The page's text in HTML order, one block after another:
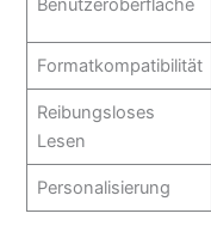
Benutzeroberfläche
Formatkompatibilität
Reibungsloses
Lesen
Personalisierung